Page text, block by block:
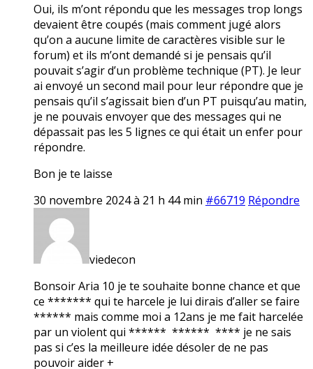
Oui, ils m’ont répondu que les messages trop longs
devaient être coupés (mais comment jugé alors
qu’on a aucune limite de caractères visible sur le
forum) et ils m’ont demandé si je pensais qu’il
pouvait s’agir d’un problème technique (PT). Je leur
ai envoyé un second mail pour leur répondre que je
pensais qu’il s’agissait bien d’un PT puisqu’au matin,
je ne pouvais envoyer que des messages qui ne
dépassait pas les 5 lignes ce qui était un enfer pour
répondre.
Bon je te laisse
30 novembre 2024 à 21 h 44 min #66719 Répondre
viedecon
Bonsoir Aria 10 je te souhaite bonne chance et que
ce ******* qui te harcele je lui dirais d’aller se faire
****** mais comme moi a 12ans je me fait harcelée
par un violent qui ****** ****** **** je ne sais
pas si c’es la meilleure idée désoler de ne pas
pouvoir aider +